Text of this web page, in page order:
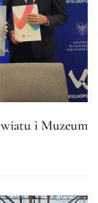
i Muzeum